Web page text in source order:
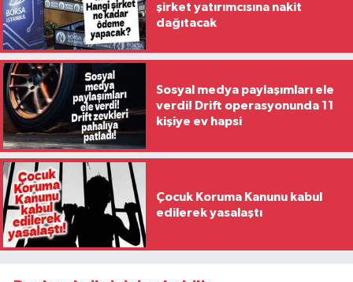
şirket yatırımcısına nakit
dağıtacak
Sosyal medya paylaşımları ele
verdi! Drift operasyonunda 11
kişiye ev hapsi
Çocuk Koruma Kanunu kabul
edilerek yasalaştı